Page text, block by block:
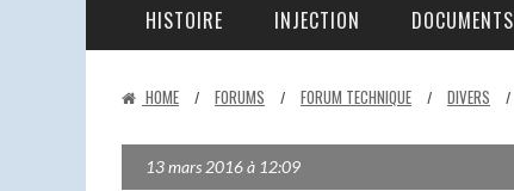
HISTOIRE INJECTION DOCUMENTS
HOME / FORUMS / FORUM TECHNIQUE / DIVERS /
13 mars 2016 à 12:09